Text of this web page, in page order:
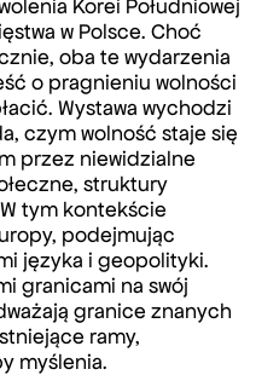
Korei Południowej
w Polsce. Choć
oba te wydarzenia
o pragnieniu wolności
Wystawa wychodzi
czym wolność staje się
przez niewidzialne
struktury
tym kontekście
podejmując
języka i geopolityki.
granicami na swój
granice znanych
ramy,
myślenia.